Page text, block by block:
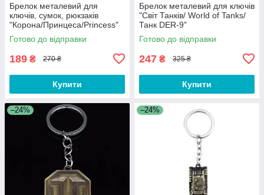
Брелок металевий для
ключів, сумок, рюкзаків
"Корона/Принцеса/Princess"
Готово до відправки
189 ₴ 270 ₴
Купити
Брелок металевий для ключів
"Світ Танків/ World of Tanks/
Танк DER-9"
Готово до відправки
247 ₴ 325 ₴
Купити
–24% –24%